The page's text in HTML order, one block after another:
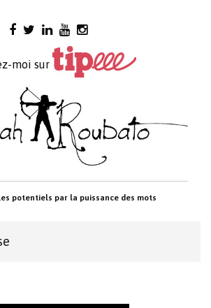
moi sur
potentiels par la puissance des mots